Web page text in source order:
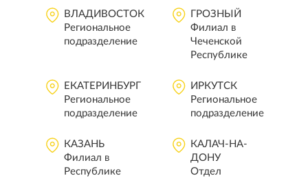
ВЛАДИВОСТОК
Региональное
подразделение
ГРОЗНЫЙ
Филиал в
Чеченской
Республике
ЕКАТЕРИНБУРГ
Региональное
подразделение
ИРКУТСК
Региональное
подразделение
КАЗАНЬ
Филиал в
Республике
КАЛАЧ-НА-
ДОНУ
Отдел